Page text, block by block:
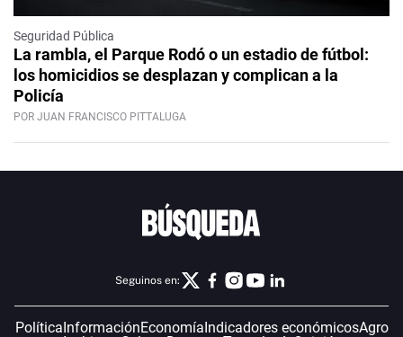
Seguridad Pública
La rambla, el Parque Rodó o un estadio de fútbol:
los homicidios se desplazan y complican a la
Policía
POR JUAN FRANCISCO PITTALUGA
Seguinos en:
Política InformaciónEconomía Indicadores económicosAgro